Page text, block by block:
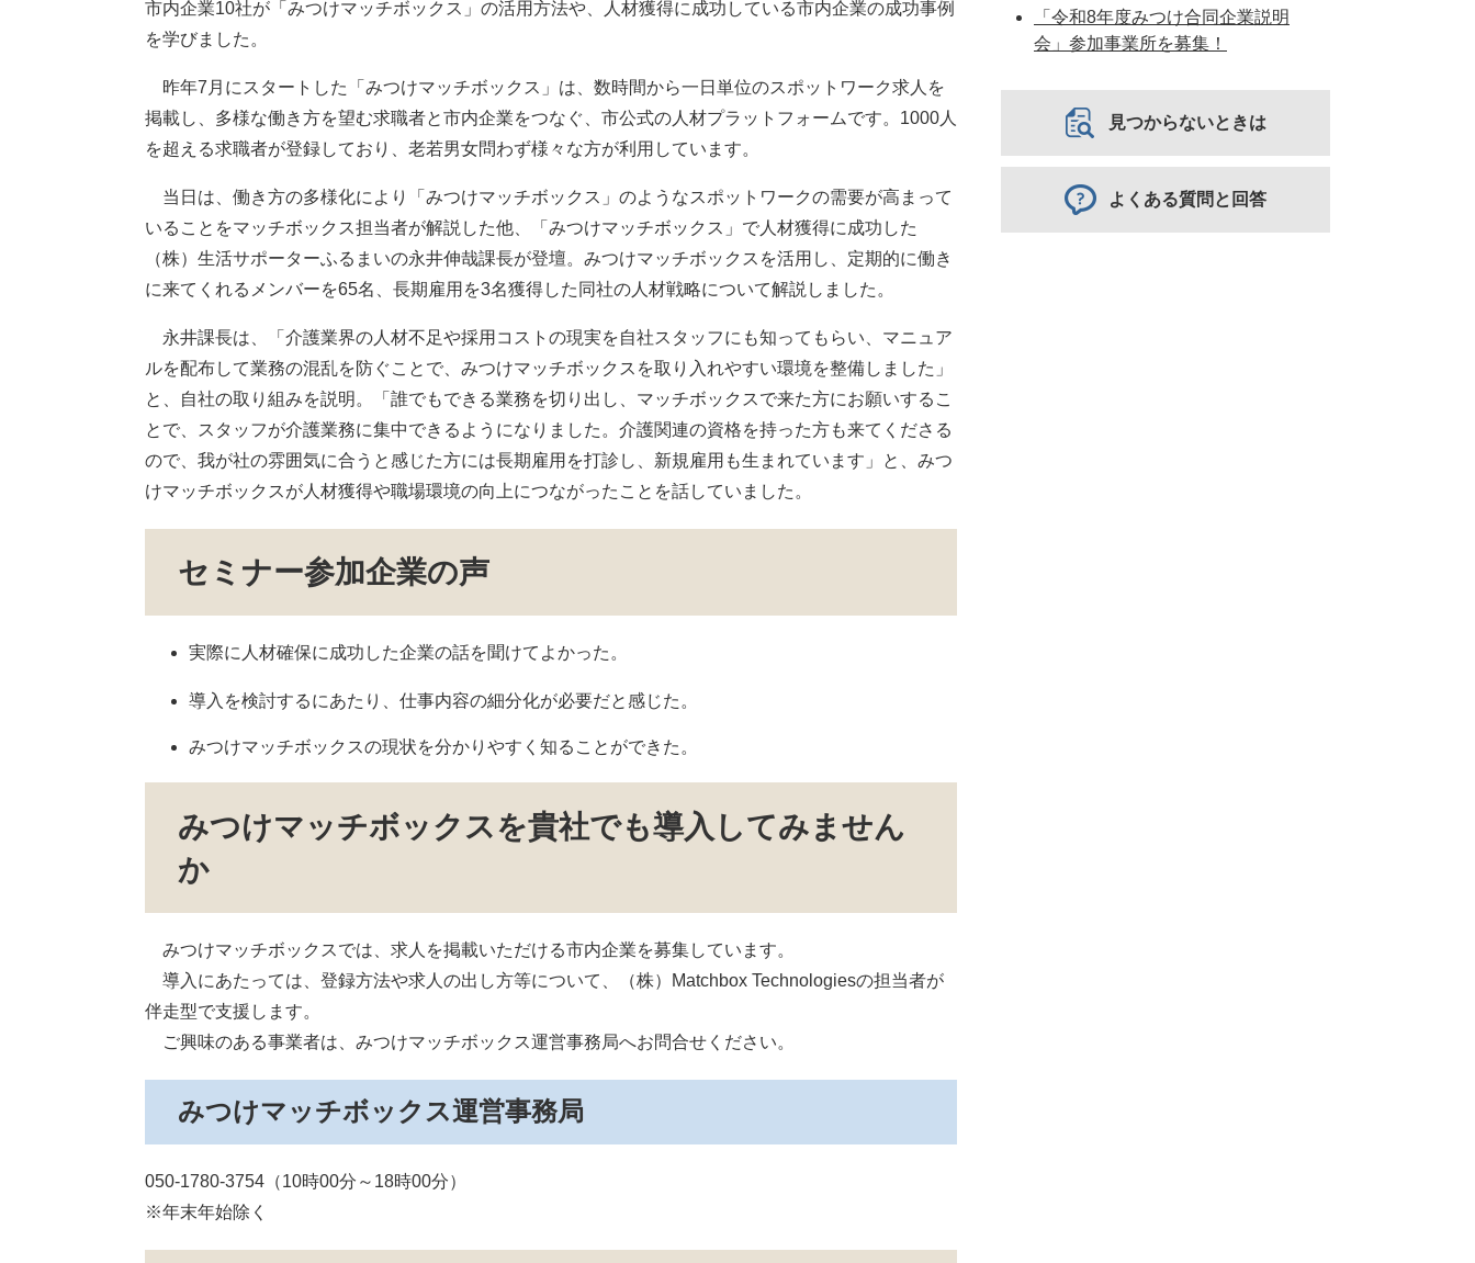
市内企業10社が「みつけマッチボックス」の活用方法や、人材獲得に成功している市内企業の成功事例
を学びました。
昨年7月にスタートした「みつけマッチボックス」は、数時間から一日単位のスポットワーク求人を
掲載し、多様な働き方を望む求職者と市内企業をつなぐ、市公式の人材プラットフォームです。1000人
を超える求職者が登録しており、老若男女問わず様々な方が利用しています。
当日は、働き方の多様化により「みつけマッチボックス」のようなスポットワークの需要が高まって
いることをマッチボックス担当者が解説した他、「みつけマッチボックス」で人材獲得に成功した
（株）生活サポーターふるまいの永井伸哉課長が登壇。みつけマッチボックスを活用し、定期的に働き
に来てくれるメンバーを65名、長期雇用を3名獲得した同社の人材戦略について解説しました。
永井課長は、「介護業界の人材不足や採用コストの現実を自社スタッフにも知ってもらい、マニュア
ルを配布して業務の混乱を防ぐことで、みつけマッチボックスを取り入れやすい環境を整備しました」
と、自社の取り組みを説明。「誰でもできる業務を切り出し、マッチボックスで来た方にお願いするこ
とで、スタッフが介護業務に集中できるようになりました。介護関連の資格を持った方も来てくださる
ので、我が社の雰囲気に合うと感じた方には長期雇用を打診し、新規雇用も生まれています」と、みつ
けマッチボックスが人材獲得や職場環境の向上につながったことを話していました。
​セミナー参加企業の声
実際に人材確保に成功した企業の話を聞けてよかった。
導入を検討するにあたり、仕事内容の細分化が必要だと感じた。
みつけマッチボックスの現状を分かりやすく知ることができた。​
みつけマッチボックスを貴社でも導入してみません
か
みつけマッチボックスでは、求人を掲載いただける市内企業を募集しています。
導入にあたっては、登録方法や求人の出し方等について、（株）Matchbox Technologiesの担当者が
伴走型で支援します。
ご興味のある事業者は、みつけマッチボックス運営事務局へお問合せください。
みつけマッチボックス運営事務局
050-1780-3754（10時00分～18時00分）
※年末年始除く
「令和8年度みつけ合同企業説明
会」参加事業所を募集！
見つからないときは
よくある質問と回答